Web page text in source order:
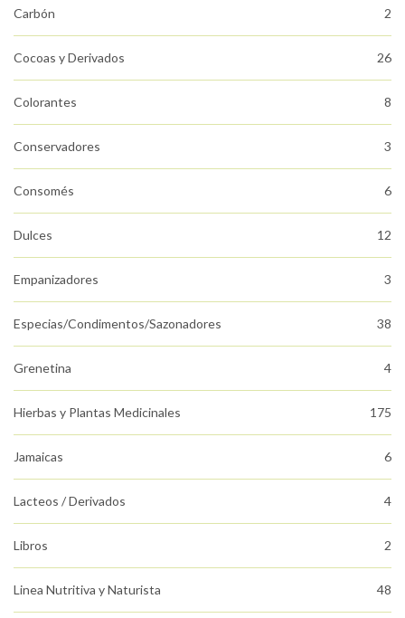
Carbón 2
Cocoas y Derivados 26
Colorantes 8
Conservadores 3
Consomés 6
Dulces 12
Empanizadores 3
Especias/Condimentos/Sazonadores 38
Grenetina 4
Hierbas y Plantas Medicinales 175
Jamaicas 6
Lacteos / Derivados 4
Libros 2
Linea Nutritiva y Naturista 48